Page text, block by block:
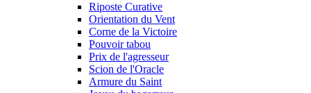
Riposte Curative
Orientation du Vent
Corne de la Victoire
Pouvoir tabou
Prix de l'agresseur
Scion de l'Oracle
Armure du Saint